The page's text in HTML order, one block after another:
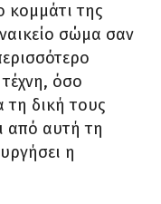
κομμάτι της
σώμα σαν
τέχνη, όσο
τη δική τους
από αυτή τη
η